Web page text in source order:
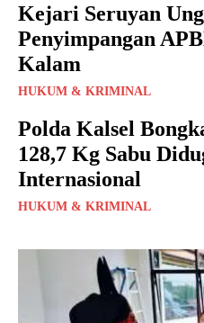
Kejari Seruyan
Penyimpangan
Kalam
HUKUM & KRIMINAL
Polda Kalsel
128,7 Kg Sabu
Internasional
HUKUM & KRIMINAL